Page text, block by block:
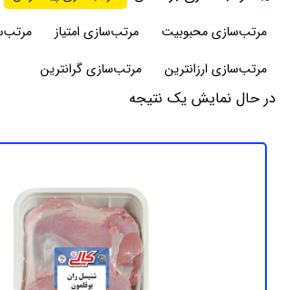
در حال نمایش یک نتیجه
مرتب‌سازی محبوبیت
مرتب‌سازی امتیاز
مرتب‌سازی ارزانترین
مرتب‌سازی گرانترین